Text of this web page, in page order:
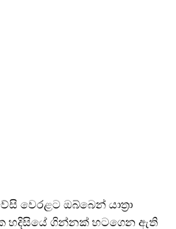
වෙරළට ඔබ්බෙන් යාත්‍රා
හදිසියේ ගින්නක් හටගෙන ඇති